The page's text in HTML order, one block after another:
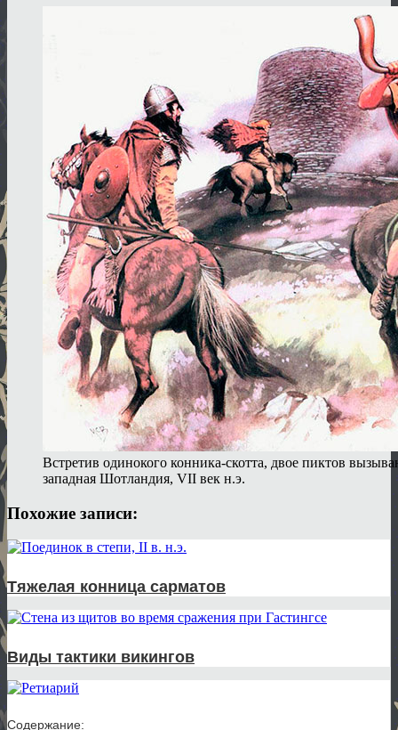
Встретив одинокого конника-скотта, двое пиктов
западная Шотландия, VII век н.э.
Похожие записи:
Тяжелая конница сарматов
Виды тактики викингов
Содержание: